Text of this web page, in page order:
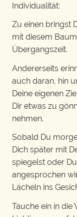
Individualität:
Zu einen bringst
mit diesem
Übergangszeit.
Andererseits
auch daran, hin
Deine eigenen
Dir etwas zu
nehmen.
Sobald Du
Dich später mit
spiegelst oder
angesprochen
Lächeln ins
Tauche ein in